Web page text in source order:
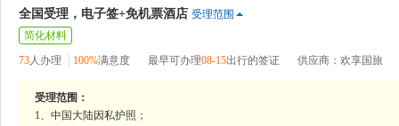
全国受理，电子签+免机票酒店 受理范围
简化材料
73人办理 100%满意度 最早可办理08-15出行的签证 供应商：欢享国旅
受理范围：
1、中国大陆因私护照；